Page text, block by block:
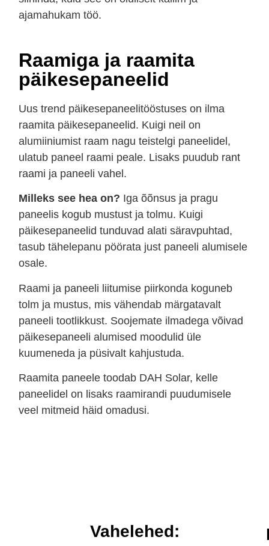
ajamahukam töö.
Raamiga ja raamita
päikesepaneelid
Uus trend päikesepaneelitööstuses on ilma
raamita päikesepaneelid. Kuigi neil on
alumiiniumist raam nagu teistelgi paneelidel,
ulatub paneel raami peale. Lisaks puudub rant
raami ja paneeli vahel.
Milleks see hea on? Iga õõnsus ja pragu
paneelis kogub mustust ja tolmu. Kuigi
päikesepaneelid tunduvad alati säravpuhtad,
tasub tähelepanu pöörata just paneeli alumisele
osale.
Raami ja paneeli liitumise piirkonda koguneb
tolm ja mustus, mis vähendab märgatavalt
paneeli tootlikkust. Soojemate ilmadega võivad
päikesepaneeli alumised moodulid üle
kuumeneda ja püsivalt kahjustuda.
Raamita paneele toodab DAH Solar, kelle
paneelidel on lisaks raamirandi puudumisele
veel mitmeid häid omadusi.
Vahelehed: